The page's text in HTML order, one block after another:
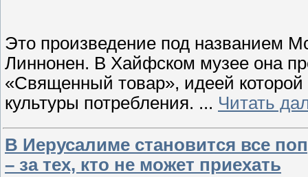
Это произведение под названием
Линнонен. В Хайфском музее она
«Священный товар», идеей
культуры потребления. ... Читать
В Иерусалиме становится все
– за тех, кто не может приехать